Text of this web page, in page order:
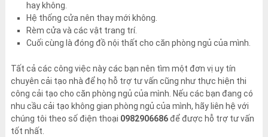
hay không.
Hệ thống cửa nên thay mới không.
Rèm cửa và các vật trang trí.
Cuối cùng là đóng đồ nội thất cho căn phòng ngủ của mình.
Tất cả các công việc này các bạn nên tìm một đơn vị uy tín
chuyên cải tạo nhà để họ hỗ trợ tư vấn cũng như thực hiện thi
công cải tạo cho căn phòng ngủ của mình. Nếu các bạn đang có
nhu cầu cải tạo không gian phòng ngủ của mình, hãy liên hệ với
chúng tôi theo số điện thoại 0982906686để được hỗ trợ tư vấn
tốt nhất.